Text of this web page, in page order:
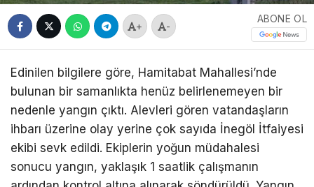
+ -
ABONE OL
Edinilen bilgilere göre, Hamitabat Mahallesi’nde
bulunan bir samanlıkta henüz belirlenemeyen bir
nedenle yangın çıktı. Alevleri gören vatandaşların
ihbarı üzerine olay yerine çok sayıda İnegöl İtfaiyesi
ekibi sevk edildi. Ekiplerin yoğun müdahalesi
sonucu yangın, yaklaşık 1 saatlik çalışmanın